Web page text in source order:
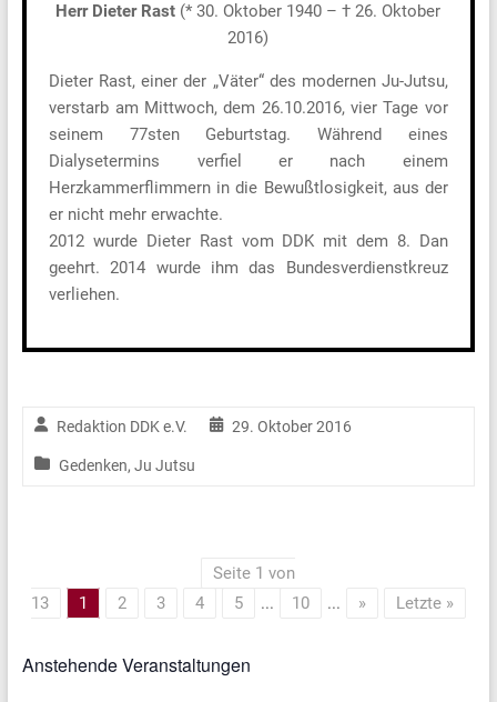
Herr Dieter Rast (* 30. Oktober 1940 – † 26. Oktober
2016)
Dieter Rast, einer der „Väter“ des modernen Ju-Jutsu,
verstarb am Mittwoch, dem 26.10.2016, vier Tage vor
seinem 77sten Geburtstag. Während eines
Dialysetermins verfiel er nach einem
Herzkammerflimmern in die Bewußtlosigkeit, aus der
er nicht mehr erwachte.
2012 wurde Dieter Rast vom DDK mit dem 8. Dan
geehrt. 2014 wurde ihm das Bundesverdienstkreuz
verliehen.
Redaktion DDK e.V. 29. Oktober 2016
Gedenken, Ju Jutsu
Seite 1 von
13
1 2 3 4 5 ... 10 ... » Letzte »
Anstehende Veranstaltungen